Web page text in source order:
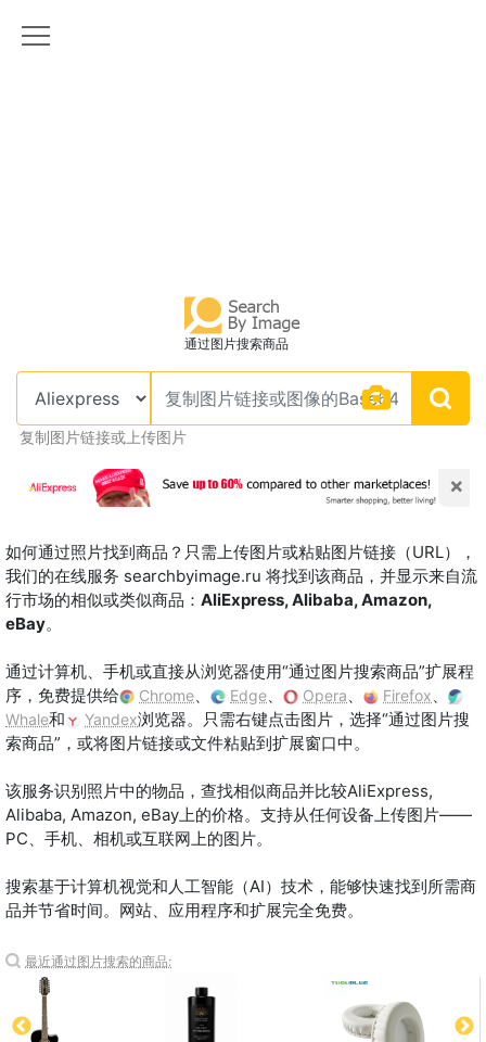
通过图片搜索商品
复制图片链接或上传图片
×
如何通过照片找到商品？只需上传图片或粘贴图片链接（URL），
我们的在线服务 searchbyimage.ru 将找到该商品，并显示来自流
行市场的相似或类似商品： AliExpress, Alibaba, Amazon,
eBay。
通过计算机、手机或直接从浏览器使用“通过图片搜索商品”扩展程
序，免费提供给
Chrome、 Edge、 Opera、 Firefox、
Whale和 Yandex浏览器。只需右键点击图片，选择“通过图片搜
索商品”，或将图片链接或文件粘贴到扩展窗口中。
该服务识别照片中的物品，查找相似商品并比较AliExpress,
Alibaba, Amazon, eBay上的价格。支持从任何设备上传图片——
PC、手机、相机或互联网上的图片。
搜索基于计算机视觉和人工智能（AI）技术，能够快速找到所需商
品并节省时间。网站、应用程序和扩展完全免费。
最近通过图片搜索的商品: